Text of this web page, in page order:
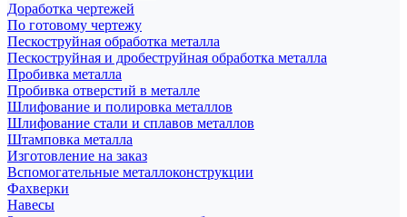
Доработка чертежей
По готовому чертежу
Пескоструйная обработка металла
Пескоструйная и дробеструйная обработка металла
Пробивка металла
Пробивка отверстий в металле
Шлифование и полировка металлов
Шлифование стали и сплавов металлов
Штамповка металла
Изготовление на заказ
Вспомогательные металлоконструкции
Фахверки
Навесы